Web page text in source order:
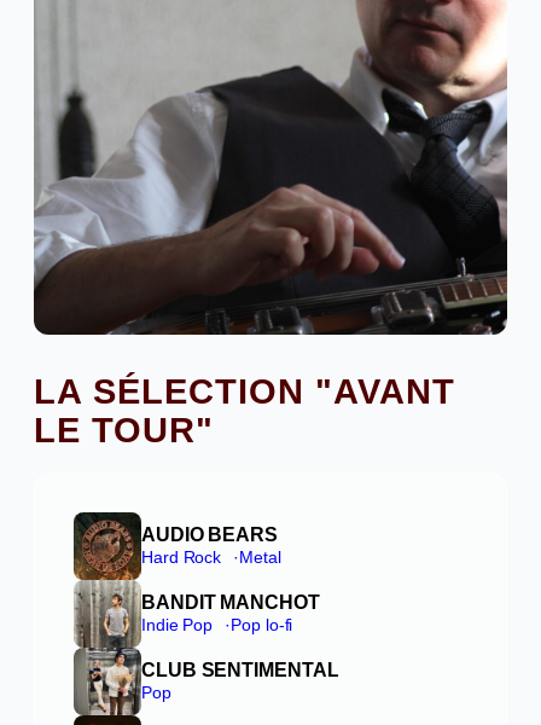
Indie Rock
TOM BACK
LA SÉLECTION "AVANT
LE TOUR"
AUDIO BEARS
Hard Rock Metal
BANDIT MANCHOT
Indie Pop Pop lo-fi
CLUB SENTIMENTAL
Pop